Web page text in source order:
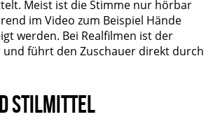
Meist ist die Stimme nur hörbar
im Video zum Beispiel Hände
werden. Bei Realfilmen ist der
führt den Zuschauer direkt durch
STILMITTEL